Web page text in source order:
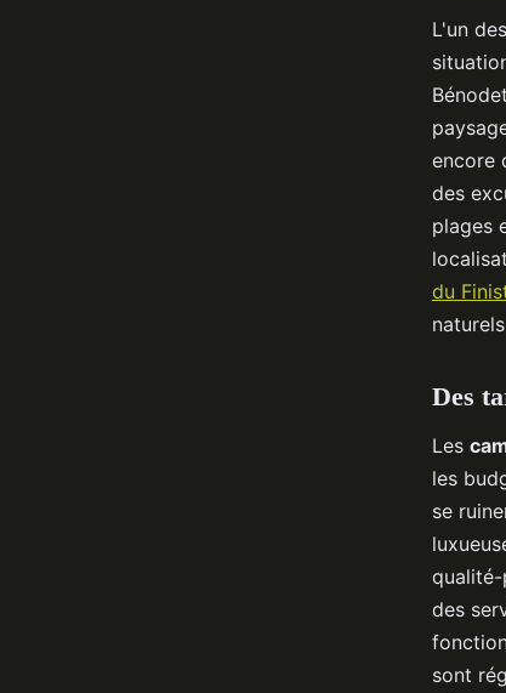
L'un
encore
des
plages
du
Des
Les
les
se
des
sont